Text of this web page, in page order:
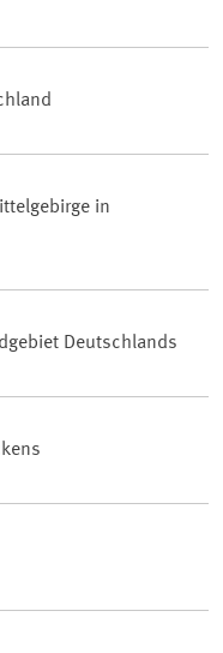
in
Deutschlands